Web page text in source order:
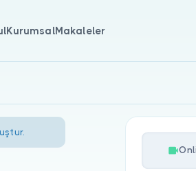
KurumsalMakaleler